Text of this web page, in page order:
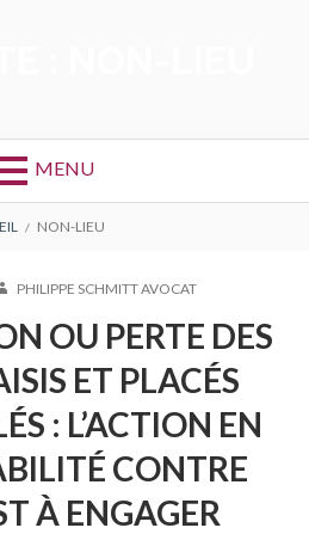
MENU
NON-LIEU
PHILIPPE SCHMITT AVOCAT
OU PERTE DES
ET PLACÉS
: L’ACTION EN
CONTRE
À ENGAGER